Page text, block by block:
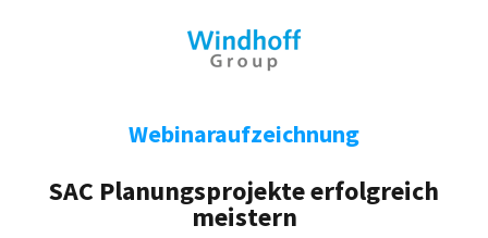
Webinaraufzeichnung
SAC Planungsprojekte erfolgreich
meistern